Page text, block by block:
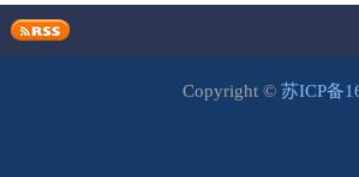
Copyright © 苏ICP备